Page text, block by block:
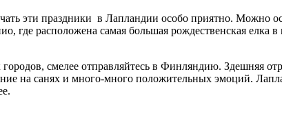
эти праздники в Лапландии особо приятно. Можно
где расположена самая большая рождественская елка в
смелее отправляйтесь в Финляндию. Здешняя
на санях и много-много положительных эмоций.